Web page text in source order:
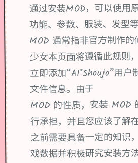
通过安装MOD，可以使用
功能、参数、服装、发型等
MOD 通常指非官方制作
少女本页面将遵循此规则
立即添加“AI*Shoujo”用户
文件信息。由于
MOD 的性质，安装 MOD
行承担，并且您应该了解
之前需要具备一定的知识
戏数据并积极研究安装方